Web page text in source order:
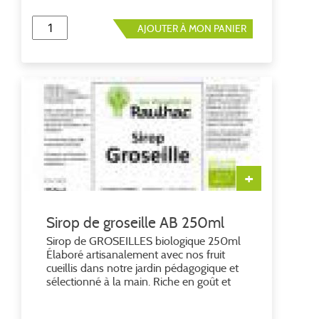
AJOUTER À MON PANIER
+
Sirop de groseille AB 250ml
Sirop de GROSEILLES biologique 250ml
Élaboré artisanalement avec nos fruit
cueillis dans notre jardin pédagogique et
sélectionné à la main. Riche en goût et